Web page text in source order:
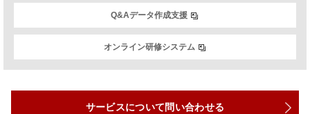
Q&Aデータ作成支援
オンライン研修システム
サービスについて問い合わせる